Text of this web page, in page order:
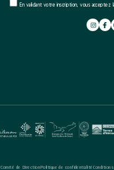
En validant votre inscription, vous acceptez
Comité de DirectionPolitique de confidentialité